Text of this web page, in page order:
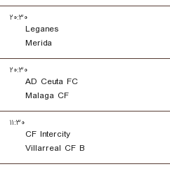
۲۰:۳۰
Leganes
Merida
۲۰:۳۰
AD Ceuta FC
Malaga CF
۱۱:۳۰
CF Intercity
Villarreal CF B